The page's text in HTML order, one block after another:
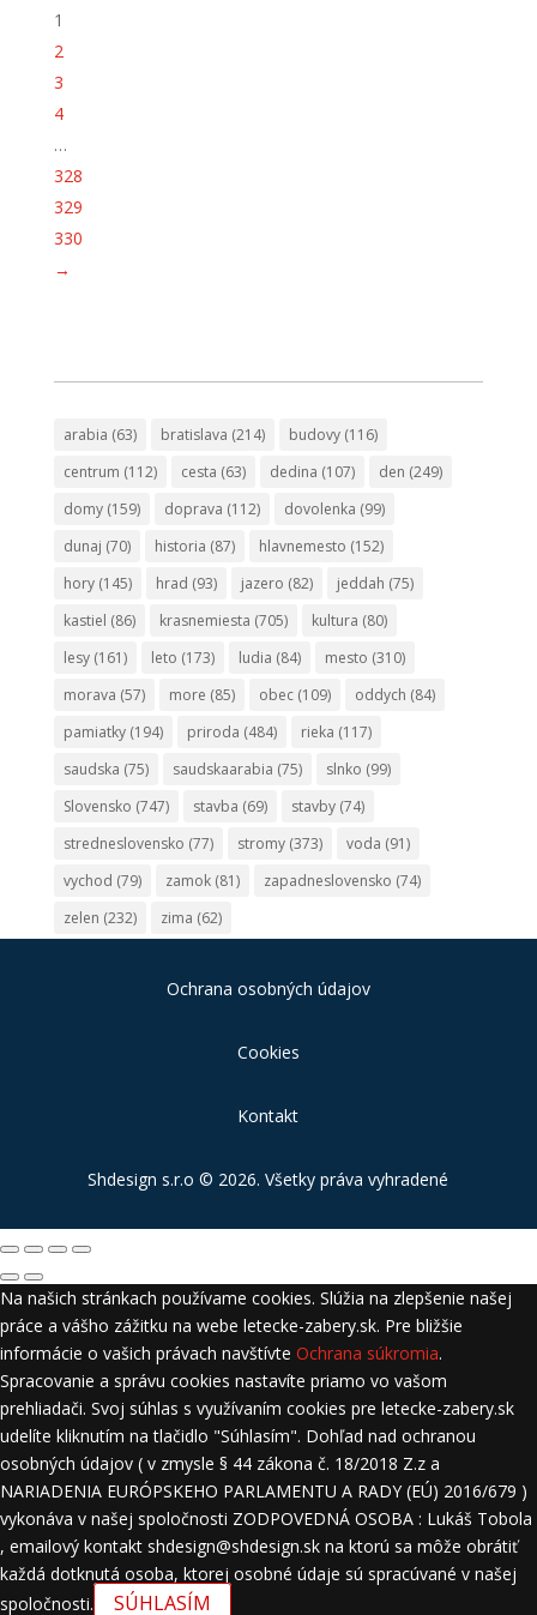
1
2
3
4
…
328
329
330
→
arabia (63) bratislava (214) budovy(116)
centrum (112) cesta (63) dedina (107) den (249)
domy(159) doprava (112) dovolenka (99)
dunaj (70) historia (87) hlavnemesto (152)
hory(145) hrad (93) jazero (82) jeddah (75)
kastiel (86) krasnemiesta (705) kultura (80)
lesy(161) leto (173) ludia (84) mesto (310)
morava (57) more (85) obec(109) oddych (84)
pamiatky(194) priroda (484) rieka (117)
saudska (75) saudskaarabia (75) slnko (99)
Slovensko (747) stavba (69) stavby(74)
stredneslovensko (77) stromy(373) voda (91)
vychod (79) zamok(81) zapadneslovensko (74)
zelen (232) zima (62)
Ochrana osobných údajov
Cookies
Kontakt
Shdesign s.r.o © 2026. Všetky práva vyhradené
Na našich stránkach používame cookies. Slúžia na zlepšenie našej
práce a vášho zážitku na webe letecke-zabery.sk. Pre bližšie
informácie o vašich právach navštívte Ochrana súkromia.
Spracovanie a správu cookies nastavíte priamo vo vašom
prehliadači. Svoj súhlas s využívaním cookies pre letecke-zabery.sk
udelíte kliknutím na tlačidlo "Súhlasím". Dohľad nad ochranou
osobných údajov ( v zmysle § 44 zákona č. 18/2018 Z.z a
NARIADENIA EURÓPSKEHO PARLAMENTU A RADY (EÚ) 2016/679 )
vykonáva v našej spoločnosti ZODPOVEDNÁ OSOBA : Lukáš Tobola
, emailový kontakt shdesign@shdesign.sk na ktorú sa môže obrátiť
každá dotknutá osoba, ktorej osobné údaje sú spracúvané v našej
spoločnosti.
SÚHLASÍM